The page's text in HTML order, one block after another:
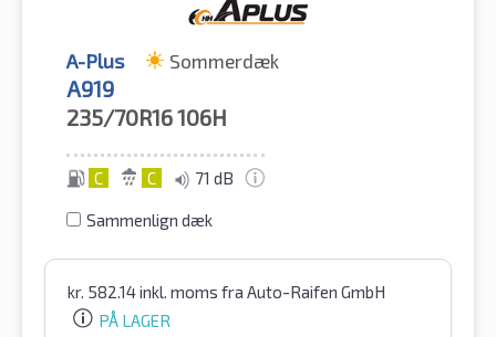
A-Plus Sommerdæk
A919
235/70R16106H
C C 71 dB
Sammenlign dæk
kr. 582.14inkl. moms fra Auto-Raifen GmbH
PÅ LAGER